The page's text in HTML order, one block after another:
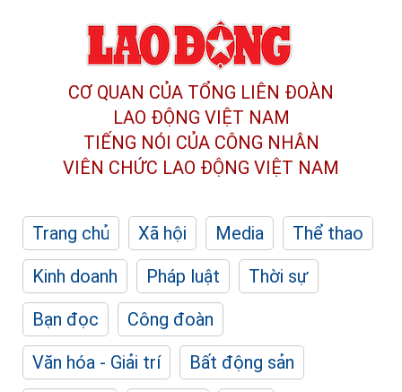
CƠ QUAN CỦA TỔNG LIÊN ĐOÀN
LAO ĐỘNG VIỆT NAM
TIẾNG NÓI CỦA CÔNG NHÂN
VIÊN CHỨC LAO ĐỘNG VIỆT NAM
Trang chủ Xã hội Media
Thể thao
Kinh doanh
Pháp luật
Thời sự
Bạn đọc
Công đoàn
Văn hóa - Giải trí
Bất động sản